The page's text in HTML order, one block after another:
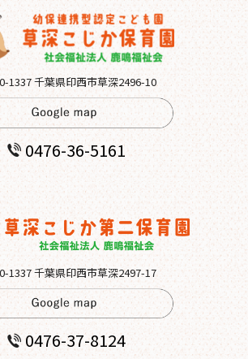
お問い合わせ
36-5161
園児用各種届出書類
1337 千葉県印西市草深2496-10
0476-36-5161
1337 千葉県印西市草深2497-17
0476-37-8124